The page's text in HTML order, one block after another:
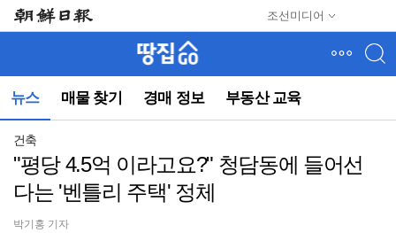
조선미디어
뉴스 매물 찾기 경매 정보 부동산 교육
뉴
(컨
건축
"평당 4.5억 이라고요?" 청담동에 들어선
다는 '벤틀리 주택' 정체
박기홍 기자